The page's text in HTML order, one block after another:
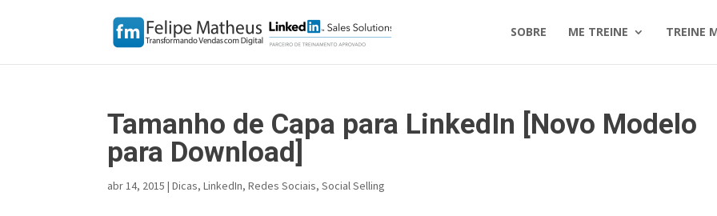
SOBRE ME TREINE TREINE
Tamanho de Capa para LinkedIn [Novo Modelo
para Download]
abr 14, 2015 |Dicas,LinkedIn,Redes Sociais,Social Selling